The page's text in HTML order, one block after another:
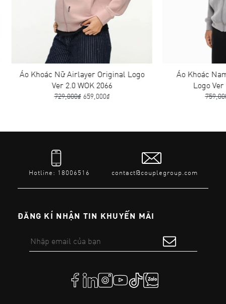
Áo Khoác Nữ Airlayer Original Logo
Ver 2.0 WOK 2066
729,000₫ 659,000₫
Áo Khoác
Logo Ver
759,000₫
Hotline: 18006516 contact@couplegroup.com
ĐĂNG KÍ NHẬN TIN KHUYẾN MÃI